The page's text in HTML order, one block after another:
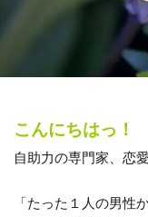
こんにちはっ！
自助力の専門家、恋
「たった１人の男性